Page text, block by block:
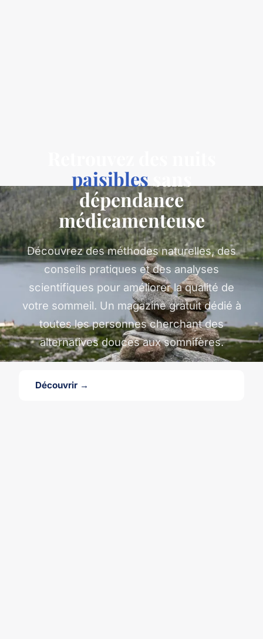
paisibles
dépendance
médicamenteuse
Découvrez des méthodes naturelles, des
conseils pratiques et des analyses
scientifiques pour améliorer la qualité de
votre sommeil. Un magazine gratuit dédié à
toutes les personnes cherchant des
alternatives douces aux somnifères.
Découvrir →